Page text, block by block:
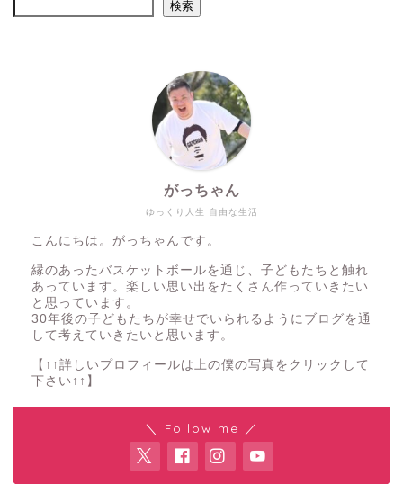
検索
ゆっくり人生 自由な生活
がっちゃん
こんにちは。がっちゃんです。
縁のあったバスケットボールを通じ、子どもたちと触れ
あっています。楽しい思い出をたくさん作っていきたい
と思っています。
30年後の子どもたちが幸せでいられるようにブログを通
して考えていきたいと思います。
【↑↑詳しいプロフィールは上の僕の写真をクリックして
下さい↑↑】
＼ Follow me ／